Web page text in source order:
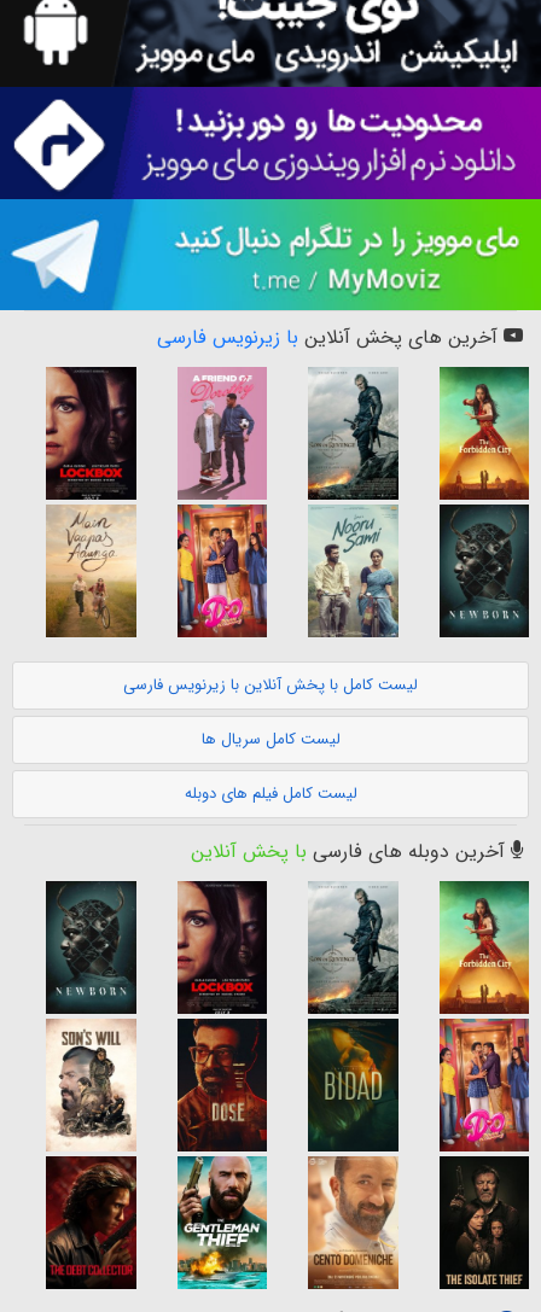
آخرین های پخش آنلاین با زیرنویس فارسی
لیست کامل با پخش آنلاین با زیرنویس فارسی
لیست کامل سریال ها
لیست کامل فیلم های دوبله
آخرین دوبله های فارسی با پخش آنلاین